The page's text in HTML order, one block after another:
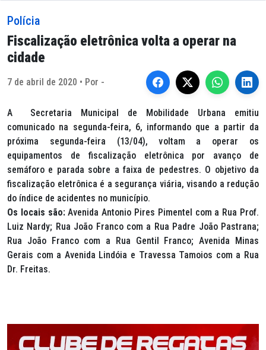
Polícia
Fiscalização eletrônica volta a operar na
cidade
7 de abril de 2020 • Por -
A Secretaria Municipal de Mobilidade Urbana emitiu
comunicado na segunda-feira, 6, informando que a partir da
próxima segunda-feira (13/04), voltam a operar os
equipamentos de fiscalização eletrônica por avanço de
semáforo e parada sobre a faixa de pedestres. O objetivo da
fiscalização eletrônica é a segurança viária, visando a redução
do índice de acidentes no município.
Os locais são:Avenida Antonio Pires Pimentel com a Rua Prof.
Luiz Nardy; Rua João Franco com a Rua Padre João Pastrana;
Rua João Franco com a Rua Gentil Franco; Avenida Minas
Gerais com a Avenida Lindóia e Travessa Tamoios com a Rua
Dr. Freitas.